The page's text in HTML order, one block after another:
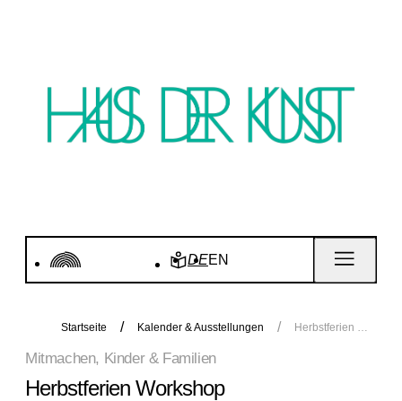
DEEN
Startseite Kalender & Ausstellungen Herbstferien Workshop
Mitmachen, Kinder & Familien
Herbstferien Workshop